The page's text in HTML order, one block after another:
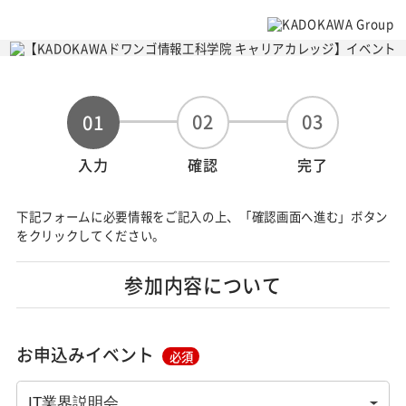
01
入力
02
確認
03
完了
下記フォームに必要情報をご記入の上、「確認画面へ進む」ボタン
をクリックしてください。
参加内容について
お申込みイベント 必須